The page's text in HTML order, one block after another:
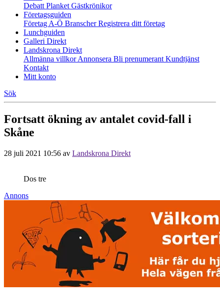
Debatt Planket Gästkrönikor
Företagsguiden
Företag A-Ö BranscherRegistrera ditt företag
Lunchguiden
Galleri Direkt
Landskrona Direkt
Allmänna villkorAnnonsera Bli prenumerant Kundtjänst
Kontakt
Mitt konto
Sök
Fortsatt ökning av antalet covid-fall i
Skåne
28 juli 2021 10:56 av Landskrona Direkt
Dos tre
Annons